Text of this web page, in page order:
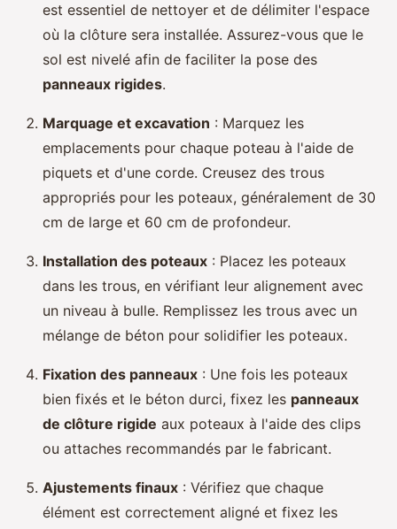
est essentiel de nettoyer et de délimiter l'espace
où la clôture sera installée. Assurez-vous que le
sol est nivelé afin de faciliter la pose des
panneaux rigides.
Marquage et excavation : Marquez les
emplacements pour chaque poteau à l'aide de
piquets et d'une corde. Creusez des trous
appropriés pour les poteaux, généralement de 30
cm de large et 60 cm de profondeur.
Installation des poteaux : Placez les poteaux
dans les trous, en vérifiant leur alignement avec
un niveau à bulle. Remplissez les trous avec un
mélange de béton pour solidifier les poteaux.
Fixation des panneaux : Une fois les poteaux
bien fixés et le béton durci, fixez les panneaux
de clôture rigide aux poteaux à l'aide des clips
ou attaches recommandés par le fabricant.
Ajustements finaux : Vérifiez que chaque
élément est correctement aligné et fixez les